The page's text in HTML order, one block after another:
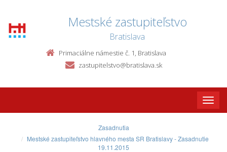
Mestské zastupiteľstvo
Bratislava
Primaciálne námestie č. 1, Bratislava
zastupitelstvo@bratislava.sk
Toggle
Zasadnutia
Mestské zastupiteľstvo hlavného mesta SR Bratislavy - Zasadnutie
19.11.2015